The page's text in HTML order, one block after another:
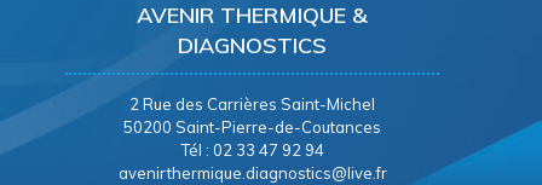
AVENIR THERMIQUE &
DIAGNOSTICS
2 Rue des Carrières Saint-Michel
50200 Saint-Pierre-de-Coutances
Tél : 02 33 47 92 94
avenirthermique.diagnostics@live.fr